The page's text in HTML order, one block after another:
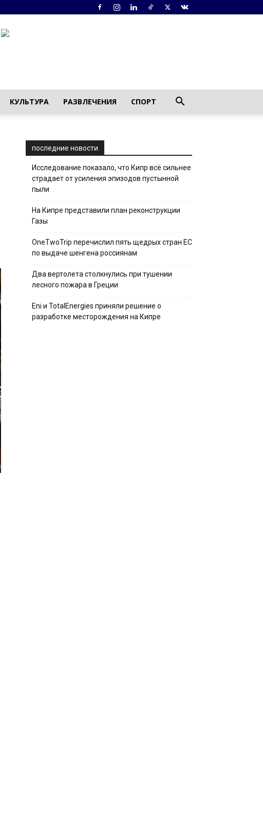
КУЛЬТУРА РАЗВЛЕЧЕНИЯ СПОРТ
последние новости
Исследование показало, что Кипр всё сильнее
страдает от усиления эпизодов пустынной
пыли
На Кипре представили план реконструкции
Газы
OneTwoTrip перечислил пять щедрых стран ЕС
по выдаче шенгена россиянам
Два вертолета столкнулись при тушении
лесного пожара в Греции
Eni и TotalEnergies приняли решение о
разработке месторождения на Кипре